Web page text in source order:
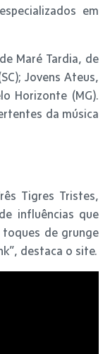
em
Maré Tardia, de
Jovens Ateus,
Horizonte (MG).
da música
Tigres Tristes,
influências que
de grunge
destaca o site.